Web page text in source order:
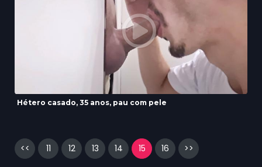
Hétero casado, 35 anos, pau com pele
<< 11 12 13 14 15 16 >>